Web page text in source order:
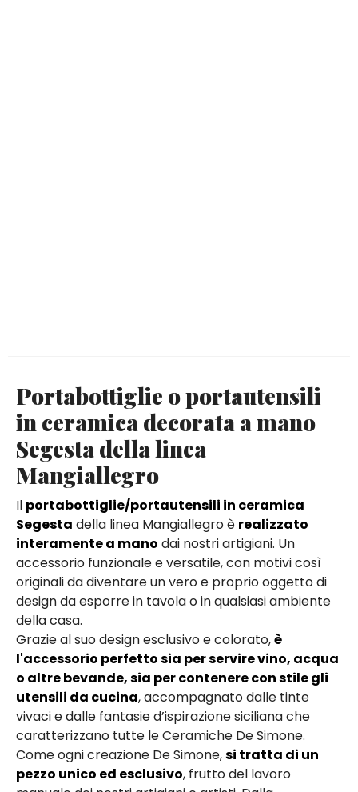
Portabottiglie o portautensili
in ceramica decorata a mano
Segesta della linea
Mangiallegro
Il portabottiglie/portautensili in ceramica
Segesta della linea Mangiallegro è realizzato
interamente a mano dai nostri artigiani. Un
accessorio funzionale e versatile, con motivi così
originali da diventare un vero e proprio oggetto di
design da esporre in tavola o in qualsiasi ambiente
della casa.
Grazie al suo design esclusivo e colorato,è
l'accessorio perfetto sia per servire vino, acqua
o altre bevande, sia per contenere con stile gli
utensili da cucina, accompagnato dalle tinte
vivaci e dalle fantasie d’ispirazione siciliana che
caratterizzano tutte le Ceramiche De Simone.
Come ogni creazione De Simone,si tratta di un
pezzo unico ed esclusivo, frutto del lavoro